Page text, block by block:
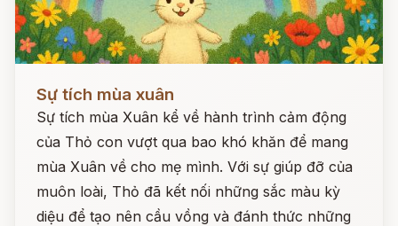
Sự tích mùa xuân
Sự tích mùa Xuân kể về hành trình cảm động
của Thỏ con vượt qua bao khó khăn để mang
mùa Xuân về cho mẹ mình. Với sự giúp đỡ của
muôn loài, Thỏ đã kết nối những sắc màu kỳ
diệu để tạo nên cầu vồng và đánh thức những